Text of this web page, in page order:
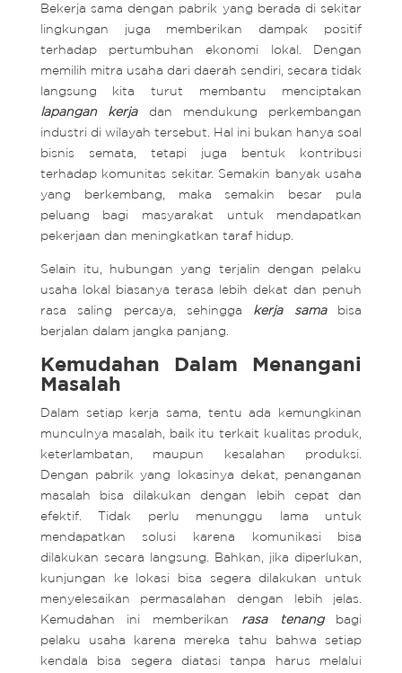
Bekerja sama dengan pabrik yang berada di sekitar
lingkungan juga memberikan dampak positif
terhadap pertumbuhan ekonomi lokal. Dengan
memilih mitra usaha dari daerah sendiri, secara tidak
langsung kita turut membantu menciptakan
lapangan kerjadan mendukung perkembangan
industri di wilayah tersebut. Hal ini bukan hanya soal
bisnis semata, tetapi juga bentuk kontribusi
terhadap komunitas sekitar. Semakin banyak usaha
yang berkembang, maka semakin besar pula
peluang bagi masyarakat untuk mendapatkan
pekerjaan dan meningkatkan taraf hidup.
Selain itu, hubungan yang terjalin dengan pelaku
usaha lokal biasanya terasa lebih dekat dan penuh
rasa saling percaya, sehingga kerja samabisa
berjalan dalam jangka panjang.
Kemudahan Dalam Menangani
Masalah
Dalam setiap kerja sama, tentu ada kemungkinan
munculnya masalah, baik itu terkait kualitas produk,
keterlambatan, maupun kesalahan produksi.
Dengan pabrik yang lokasinya dekat, penanganan
masalah bisa dilakukan dengan lebih cepat dan
efektif. Tidak perlu menunggu lama untuk
mendapatkan solusi karena komunikasi bisa
dilakukan secara langsung. Bahkan, jika diperlukan,
kunjungan ke lokasi bisa segera dilakukan untuk
menyelesaikan permasalahan dengan lebih jelas.
Kemudahan ini memberikan rasa tenangbagi
pelaku usaha karena mereka tahu bahwa setiap
kendala bisa segera diatasi tanpa harus melalui